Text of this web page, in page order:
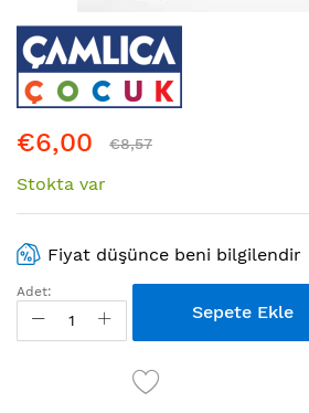
Resim
galerisinin
başına
atla
€6,00 €8,57
Stokta var
Fiyat düşünce beni bilgilendir
Adet:
Sepete Ekle